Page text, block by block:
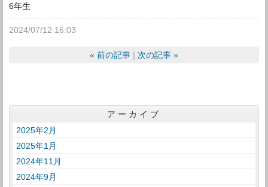
6年生
2024/07/12 16:03
« 前の記事 次の記事 »
アーカイブ
2025年2月
2025年1月
2024年11月
2024年9月